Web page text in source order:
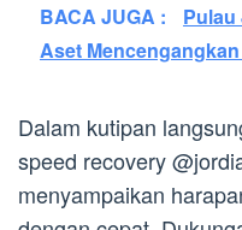
BACA JUGA :
Pulau
Aset
Dalam kutipan
speed recovery
menyampaikan